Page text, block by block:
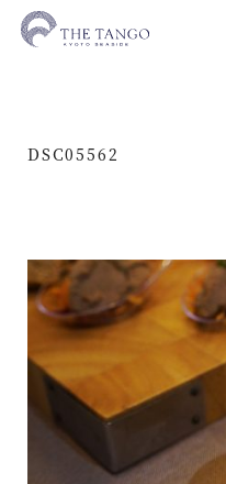
DSC05562